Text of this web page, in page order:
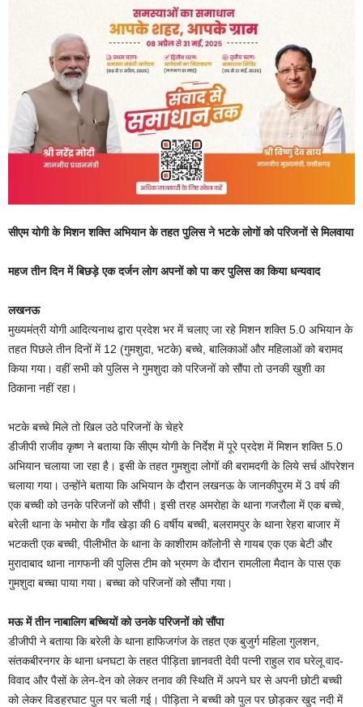
सीएम योगी के मिशन शक्ति अभियान के तहत पुलिस ने भटके लोगों को परिजनों से मिलवाया
महज तीन दिन में बिछड़े एक दर्जन लोग अपनों को पा कर पुलिस का किया धन्यवाद
लखनऊ
मुख्यमंत्री योगी आदित्यनाथ द्वारा प्रदेश भर में चलाए जा रहे मिशन शक्ति 5.0 अभियान के
तहत पिछले तीन दिनों में 12 (गुमशुदा, भटके) बच्चे, बालिकाओं और महिलाओं को बरामद
किया गया। वहीं सभी को पुलिस ने गुमशुदा को परिजनों को सौंपा तो उनकी खुशी का
ठिकाना नहीं रहा।
भटके बच्चे मिले तो खिल उठे परिजनों के चेहरे
डीजीपी राजीव कृष्ण ने बताया कि सीएम योगी के निर्देश में पूरे प्रदेश में मिशन शक्ति 5.0
अभियान चलाया जा रहा है। इसी के तहत गुमशुदा लोगों की बरामदगी के लिये सर्च ऑपरेशन
चलाया गया। उन्होंने बताया कि अभियान के दौरान लखनऊ के जानकीपुरम में 3 वर्ष की
एक बच्ची को उनके परिजनों को सौंपी। इसी तरह अमरोहा के थाना गजरौला में एक बच्चे,
बरेली थाना के भमोरा के गाँव खेड़ा की 6 वर्षीय बच्ची, बलरामपुर के थाना रेहरा बाजार में
भटकती एक बच्ची, पीलीभीत के थाना के काशीराम कॉलोनी से गायब एक एक बेटी और
मुरादाबाद थाना नागफनी की पुलिस टीम को भ्रमण के दौरान रामलीला मैदान के पास एक
गुमशुदा बच्चा पाया गया। बच्चा को परिजनों को सौंपा गया।
मऊ में तीन नाबालिग बच्चियों को उनके परिजनों को सौंपा
डीजीपी ने बताया कि बरेली के थाना हाफिजगंज के तहत एक बुजुर्ग महिला गुलशन,
संतकबीरनगर के थाना धनघटा के तहत पीड़िता ज्ञानवती देवी पत्नी राहुल राव घरेलू वाद-
विवाद और पैसों के लेन-देन को लेकर तनाव की स्थिति में अपने घर से अपनी छोटी बच्ची
को लेकर विडहरघाट पुल पर चली गई। पीड़िता ने बच्ची को पुल पर छोड़कर खुद नदी में